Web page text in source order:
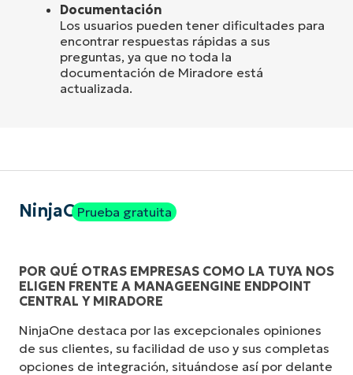
Documentación
Los usuarios pueden tener dificultades para
encontrar respuestas rápidas a sus
preguntas, ya que no toda la
documentación de Miradore está
actualizada.
NinjaOnePrueba gratuita
POR QUÉ OTRAS EMPRESAS COMO LA TUYA NOS
ELIGEN FRENTE A MANAGEENGINE ENDPOINT
CENTRAL Y MIRADORE
NinjaOne destaca por las excepcionales opiniones
de sus clientes, su facilidad de uso y sus completas
opciones de integración, situándose así por delante